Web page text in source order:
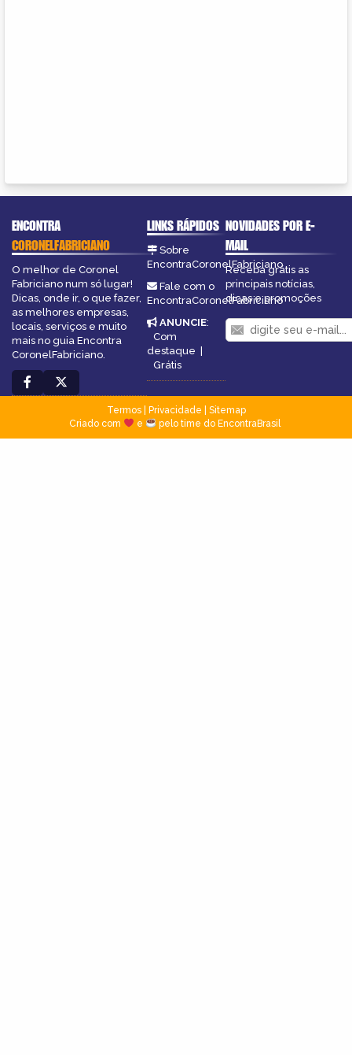
ENCONTRA
CORONELFABRICIANO
O melhor de Coronel
Fabriciano num só lugar!
Dicas, onde ir, o que fazer,
as melhores empresas,
locais, serviços e muito
mais no guia Encontra
CoronelFabriciano.
LINKS RÁPIDOS
Sobre
EncontraCoronelFabriciano
Fale com o
EncontraCoronelFabriciano
ANUNCIE:
Com
destaque |
Grátis
NOVIDADES POR E-
MAIL
Receba grátis as
principais notícias,
dicas e promoções
Termos| Privacidade
Sitemap
Criado com
e pelo time do EncontraBrasil